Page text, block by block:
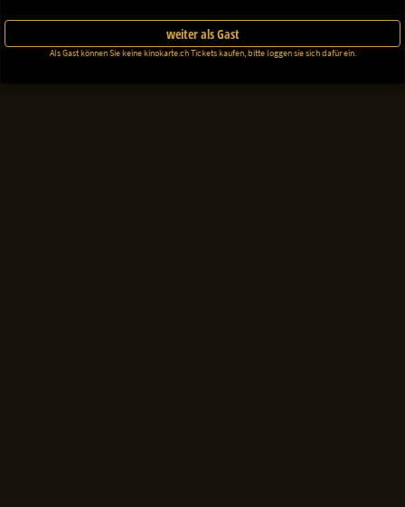
weiter als Gast
Als Gast können Sie keine kinokarte.ch Tickets kaufen, bitte loggen sie sich dafür ein.